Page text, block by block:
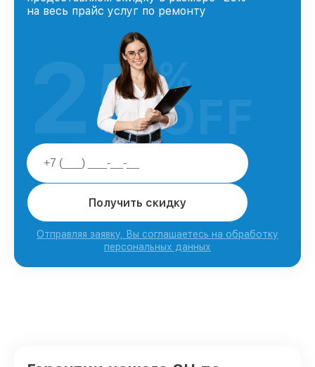
на весь прайс услуг по ремонту
Получить скидку
Отправляя заявку, Вы соглашаетесь на обработку
персональных данных
25%
OFF